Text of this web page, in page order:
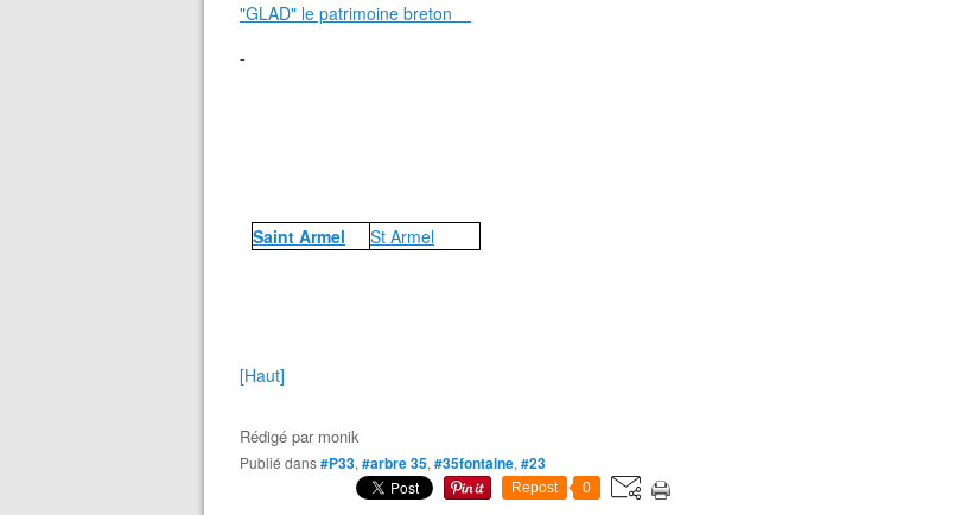
"GLAD" le patrimoine breton
-
Saint Armel St Armel
[Haut]
Rédigé par monik
Publié dans#P33, #arbre 35, #35fontaine, #23
Repost 0